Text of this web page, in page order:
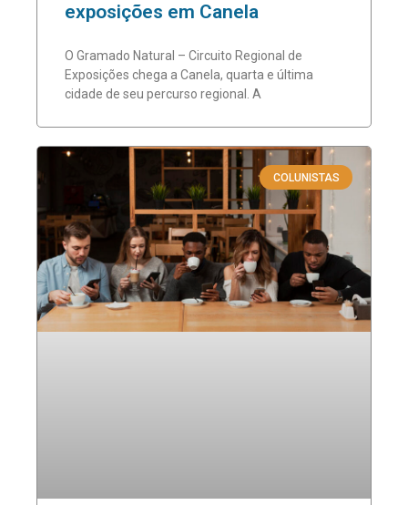
exposições em Canela
O Gramado Natural – Circuito Regional de
Exposições chega a Canela, quarta e última
cidade de seu percurso regional. A
COLUNISTAS